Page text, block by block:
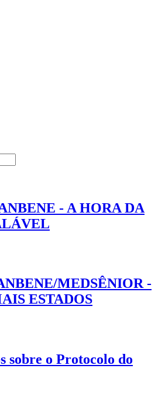
- A HORA DA
MEDSÊNIOR -
ESTADOS
sobre o Protocolo do